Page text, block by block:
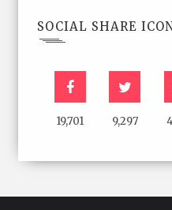
SOCIAL SHARE
19,701 9,297